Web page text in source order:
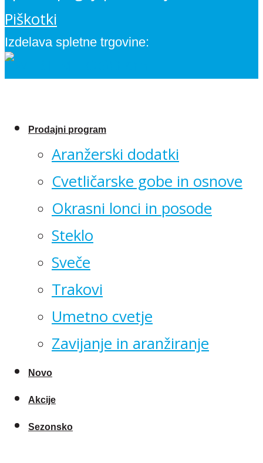
Piškotki
Izdelava spletne trgovine:
Prodajni program
Aranžerski dodatki
Cvetličarske gobe in osnove
Okrasni lonci in posode
Steklo
Sveče
Trakovi
Umetno cvetje
Zavijanje in aranžiranje
Novo
Akcije
Sezonsko